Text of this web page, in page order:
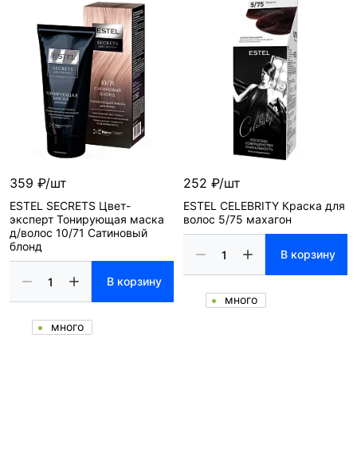
359 ₽/шт
ESTEL SECRETS Цвет-
эксперт Тонирующая маска
д/волос 10/71 Сатиновый
блонд
В корзину
много
252 ₽/шт
ESTEL CELEBRITY Краска для
волос 5/75 махагон
В корзину
много